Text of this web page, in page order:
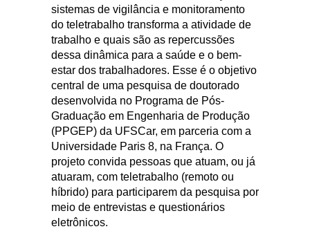
sistemas de vigilância e monitoramento
do teletrabalho transforma a atividade de
trabalho e quais são as repercussões
dessa dinâmica para a saúde e o bem-
estar dos trabalhadores. Esse é o objetivo
central de uma pesquisa de doutorado
desenvolvida no Programa de Pós-
Graduação em Engenharia de Produção
(PPGEP) da UFSCar, em parceria com a
Universidade Paris 8, na França. O
projeto convida pessoas que atuam, ou já
atuaram, com teletrabalho (remoto ou
híbrido) para participarem da pesquisa por
meio de entrevistas e questionários
eletrônicos.